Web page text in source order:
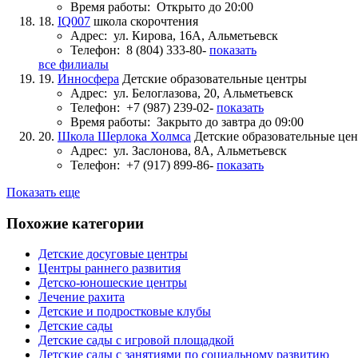
Время работы: Открыто до 20:00
18. IQ007 школа скорочтения
Адрес: ул. Кирова, 16А, Альметьевск
Телефон: 8 (804) 333-80- показать
все филиалы
19. Инносфера Детские образовательные центры
Адрес: ул. Белоглазова, 20, Альметьевск
Телефон: +7 (987) 239-02- показать
Время работы: Закрыто до завтра до 09:00
20. Школа Шерлока Холмса Детские образовательные
Адрес: ул. Заслонова, 8А, Альметьевск
Телефон: +7 (917) 899-86- показать
Показать еще
Похожие категории
Детские досуговые центры
Центры раннего развития
Детско-юношеские центры
Лечение рахита
Детские и подростковые клубы
Детские сады
Детские сады с игровой площадкой
Детские сады с занятиями по социальному развитию